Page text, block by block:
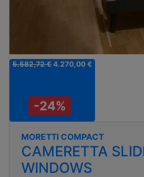
5.582,72 €4.270,00 €
-24%
MORETTI COMPACT
CAMERETTA
WINDOWS